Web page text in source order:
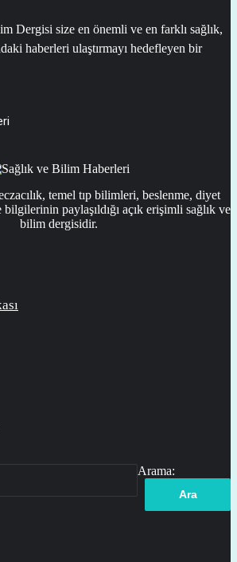
Dergisi size en önemli ve en farklı sağlık,
haberleri ulaştırmayı hedefleyen bir
temel tıp bilimleri, beslenme, diyet
paylaşıldığı açık erişimli sağlık ve
bilim dergisidir.
Arama: